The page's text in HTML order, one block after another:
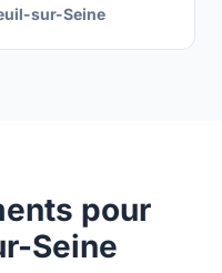
sur-Seine
pour
Seine